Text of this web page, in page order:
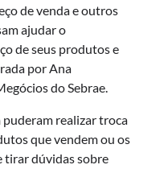
de venda e outros
ajudar o
de seus produtos e
por Ana
do Sebrae.
realizar troca
que vendem ou os
tirar dúvidas sobre